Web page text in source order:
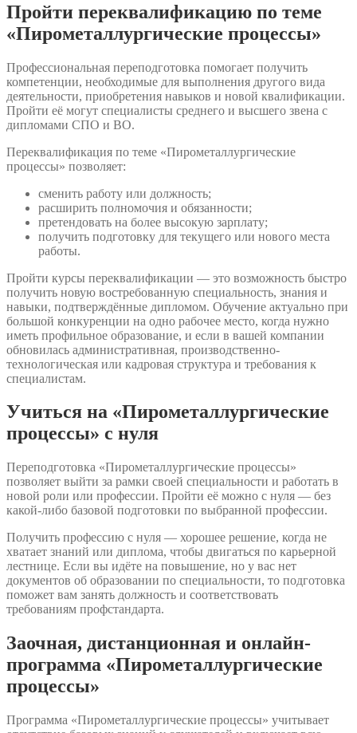
Пройти переквалификацию по теме
«Пирометаллургические процессы»
Профессиональная переподготовка помогает получить
компетенции, необходимые для выполнения другого вида
деятельности, приобретения навыков и новой квалификации.
Пройти её могут специалисты среднего и высшего звена с
дипломами СПО и ВО.
Переквалификация по теме «Пирометаллургические
процессы» позволяет:
сменить работу или должность;
расширить полномочия и обязанности;
претендовать на более высокую зарплату;
получить подготовку для текущего или нового места
работы.
Пройти курсы переквалификации — это возможность быстро
получить новую востребованную специальность, знания и
навыки, подтверждённые дипломом. Обучение актуально при
большой конкуренции на одно рабочее место, когда нужно
иметь профильное образование, и если в вашей компании
обновилась административная, производственно-
технологическая или кадровая структура и требования к
специалистам.
Учиться на «Пирометаллургические
процессы» с нуля
Переподготовка «Пирометаллургические процессы»
позволяет выйти за рамки своей специальности и работать в
новой роли или профессии. Пройти её можно с нуля — без
какой-либо базовой подготовки по выбранной профессии.
Получить профессию с нуля — хорошее решение, когда не
хватает знаний или диплома, чтобы двигаться по карьерной
лестнице. Если вы идёте на повышение, но у вас нет
документов об образовании по специальности, то подготовка
поможет вам занять должность и соответствовать
требованиям профстандарта.
Заочная, дистанционная и онлайн-
программа «Пирометаллургические
процессы»
Программа «Пирометаллургические процессы» учитывает